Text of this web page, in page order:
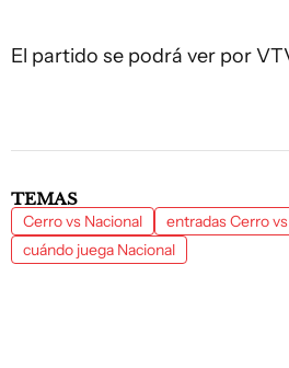
El partido se podrá ver por
TEMAS
Cerro vs Nacional entradas Cerro
cuándo juega Nacional